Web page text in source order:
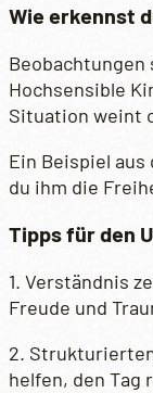
Wie erkennst
Hochsensible
Situation weint
Ein Beispiel
du ihm die
Tipps für den
1. Verständnis
Freude und
2.
helfen, den Tag